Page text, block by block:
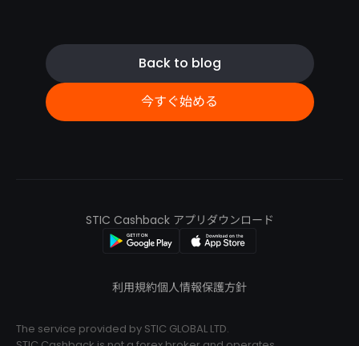
Back to blog
今すぐ始める
利用規約個人情報保護方針
STIC Cashback アプリダウンロード
The service provided by STIC GLOBAL LTD.